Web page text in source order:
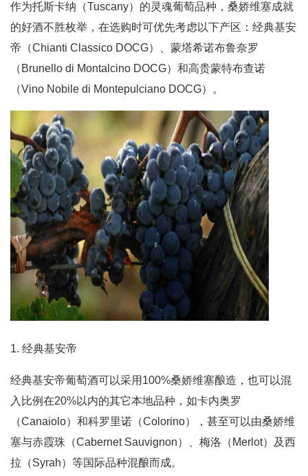
作为托斯卡纳（Tuscany）的灵魂葡萄品种，桑娇维塞成就
的好酒不胜枚举，在选购时可优先考虑以下产区：经典基安
帝（Chianti Classico DOCG）、蒙塔希诺布鲁奈罗
（Brunello di Montalcino DOCG）和高贵蒙特布查诺
（Vino Nobile di Montepulciano DOCG）。
1. 经典基安帝
经典基安帝葡萄酒可以采用100%桑娇维塞酿造，也可以混
入比例在20%以内的其它本地品种，如卡内奥罗
（Canaiolo）和科罗里诺（Colorino），甚至可以由桑娇维
塞与赤霞珠（Cabernet Sauvignon）、梅洛（Merlot）及西
拉（Syrah）等国际品种混酿而成。